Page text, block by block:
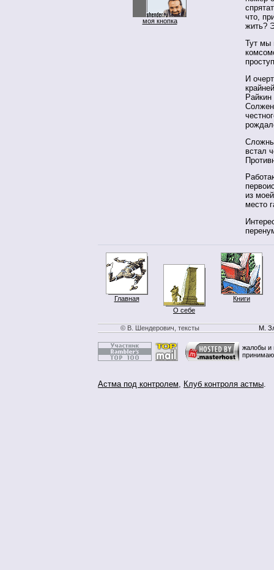
моя кнопка
что,
жить?
Тут мы
И
встал
из
место
Главная
О себе
Книги
© В. Шендерович, тексты М.
жалобы и
Астма под контролем, Клуб контроля астмы.